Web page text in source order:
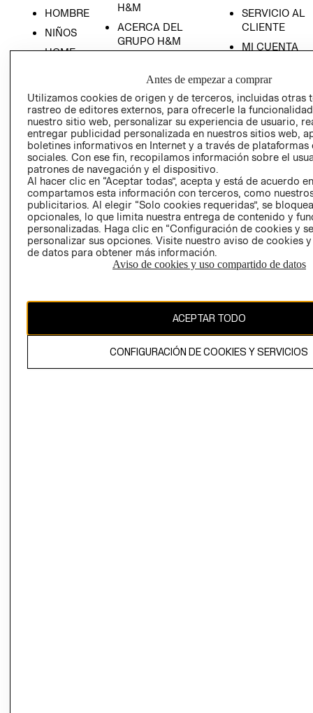
HOMBRE
NIÑOS
HOME
H&M
ACERCA DEL
GRUPO H&M
SOCIAL
PRENSA
RELACIÓN CON
INVERSIONISTAS
POLÍTICA
EMPRESARIAL
SERVICIO AL
CLIENTE
MI CUENTA
TIENDAS
- RETIRO EN
TIENDA
TÉRMINOS Y
CONDICIONES
AVISO DE
PRIVACIDAD
GIFT CARD
AVISO DE
COOKIES
CAMBIAR REGIÓN
Antes de empezar a comprar
Utilizamos cookies de origen y de terceros, incluidas otras
rastreo de editores externos, para ofrecerle la
nuestro sitio web, personalizar su experiencia de usuario,
entregar publicidad personalizada en nuestros sitios web,
boletines informativos en Internet y a través de plataformas
sociales. Con ese fin, recopilamos información sobre el
patrones de navegación y el dispositivo.
Al hacer clic en “Aceptar todas”, acepta y está de acuerdo
compartamos esta información con terceros, como
publicitarios. Al elegir “Solo cookies requeridas”, se
opcionales, lo que limita nuestra entrega de contenido y
personalizadas. Haga clic en “Configuración de cookies y
personalizar sus opciones. Visite nuestro aviso de cookies
de datos para obtener más información.
Aviso de cookies y uso compartido de datos
ACEPTAR TODO
CONFIGURACIÓN DE COOKIES Y SERVICIOS